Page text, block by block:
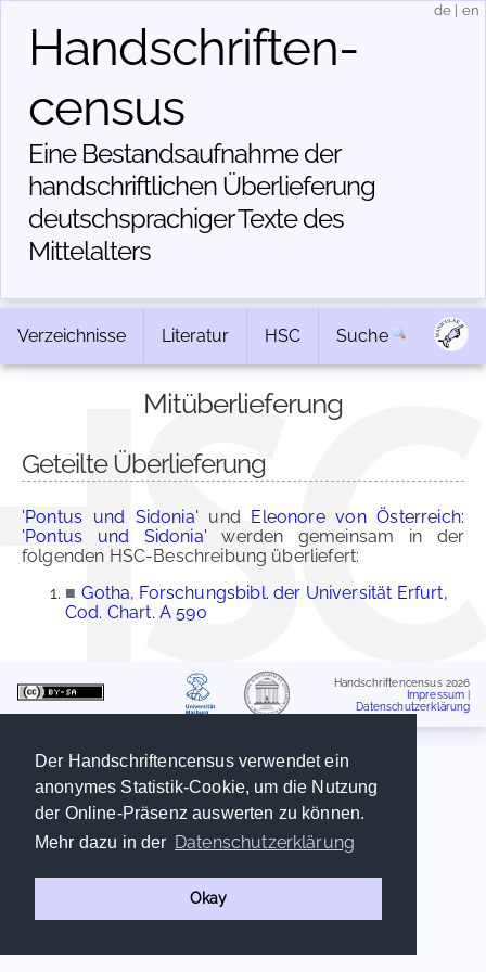
Der Handschriftencensus verwendet ein
anonymes Statistik-Cookie, um die Nutzung
der Online-Präsenz auswerten zu können.
Mehr dazu in der Datenschutzerklärung
Okay
Handschriften­
census
Eine Bestandsaufnahme der
handschriftlichen Über­lieferung
deutschsprachiger Texte des
Mittelalters
de en
Verzeichnisse Literatur HSC Suche
Mitüberlieferung
Geteilte Überlieferung
'Pontus und Sidonia' und Eleonore von Österreich:
'Pontus und Sidonia' werden gemeinsam in der
folgenden HSC-Beschreibung überliefert:
■ Gotha, Forschungsbibl. der Universität Erfurt,
Cod. Chart. A 590
Handschriftencensus 2026
Impressum
Datenschutzerklärung